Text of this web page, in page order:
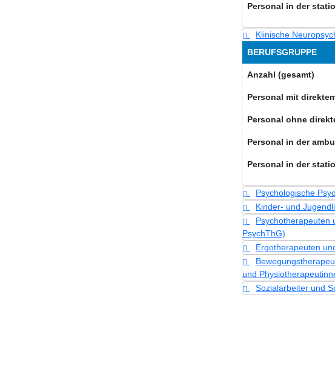
Personal in der
Klinische
BERUFSGRUPPE
Anzahl (gesamt)
Personal mit
Personal ohne
Personal in der
Personal in der
Psychologische
Kinder- und
Psychotherapeuten
PsychThG)
Ergotherapeuten
und
Sozialarbeiter und